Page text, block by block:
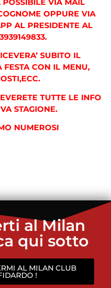
VIA MAIL
OPPURE VIA
AL PRESIDENTE AL
SUBITO IL
CON IL MENU,
TUTTE LE INFO
STAGIONE.
NUMEROSI
al Milan
qui sotto
AL MILAN CLUB
!